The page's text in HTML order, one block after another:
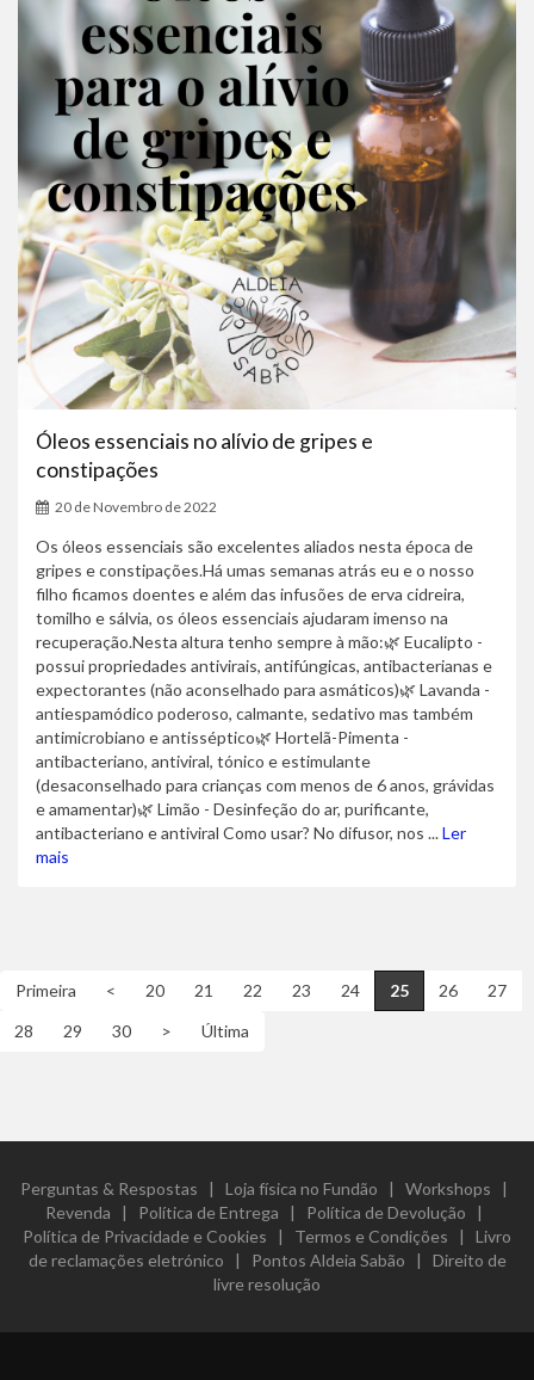
Óleos essenciais no alívio de gripes e
constipações
20 de Novembro de 2022
Os óleos essenciais são excelentes aliados nesta época de
gripes e constipações.Há umas semanas atrás eu e o nosso
filho ficamos doentes e além das infusões de erva cidreira,
tomilho e sálvia, os óleos essenciais ajudaram imenso na
recuperação.Nesta altura tenho sempre à mão:🌿 Eucalipto -
possui propriedades antivirais, antifúngicas, antibacterianas e
expectorantes (não aconselhado para asmáticos)🌿 Lavanda -
antiespamódico poderoso, calmante, sedativo mas também
antimicrobiano e antisséptico🌿 Hortelã-Pimenta -
antibacteriano, antiviral, tónico e estimulante
(desaconselhado para crianças com menos de 6 anos, grávidas
e amamentar)🌿 Limão - Desinfeção do ar, purificante,
antibacteriano e antiviral Como usar? No difusor, nos ...Ler
mais
Primeira < 20 21 22 23 24 25 26
27
28
29 30 > Última
Perguntas & Respostas | Loja física no Fundão | Workshops |
Revenda | Política de Entrega | Política de Devolução |
Política de Privacidade e Cookies | Termos e Condições | Livro
de reclamações eletrónico | Pontos Aldeia Sabão | Direito de
livre resolução